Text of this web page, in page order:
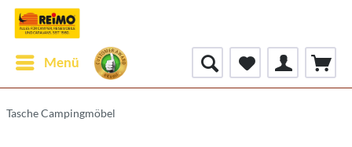
Menü
Tasche Campingmöbel